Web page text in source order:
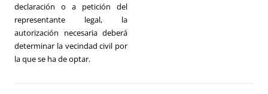
declaración o a petición del
representante legal, la
autorización necesaria deberá
determinar la vecindad civil por
la que se ha de optar.